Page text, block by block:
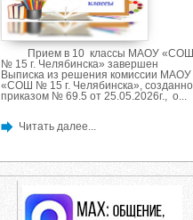
Прием в 10 классы МАОУ «СОШ
№ 15 г. Челябинска» завершен
Выписка из решения комиссии МАОУ
«СОШ № 15 г. Челябинска»,
приказом № 69.5 от 25.05.2026г., о...
Читать далее...